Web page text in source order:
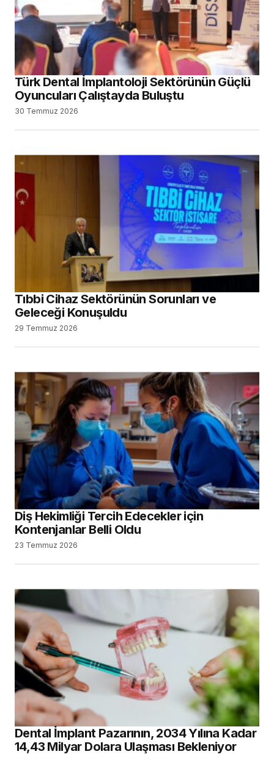
Türk Dental İmplantoloji Sektörünün Güçlü
Oyuncuları Çalıştayda Buluştu
30 Temmuz 2026
Tıbbi Cihaz Sektörünün Sorunları ve
Geleceği Konuşuldu
29 Temmuz 2026
Diş Hekimliği Tercih Edecekler için
Kontenjanlar Belli Oldu
23 Temmuz 2026
Dental İmplant Pazarının, 2034 Yılına Kadar
14,43 Milyar Dolara Ulaşması Bekleniyor